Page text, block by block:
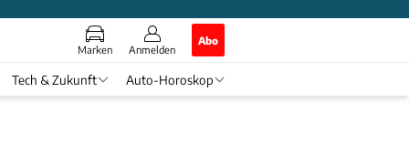
Marken Anmelden
Abo
Tech & Zukunft Auto-Horoskop